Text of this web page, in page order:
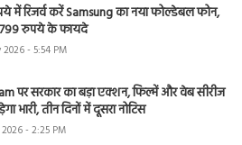
में रिजर्व करें Samsung का नया फोल्डेबल फोन,
रुपये के फायदे
- 5:54 PM
पर सरकार का बड़ा एक्शन, फिल्में और वेब सीरीज
भारी, तीन दिनों में दूसरा नोटिस
- 2:25 PM